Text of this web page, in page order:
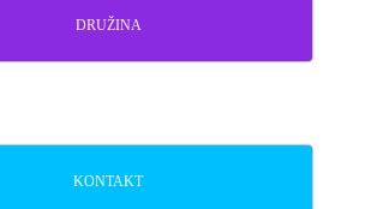
DRUŽINA
KONTAKT